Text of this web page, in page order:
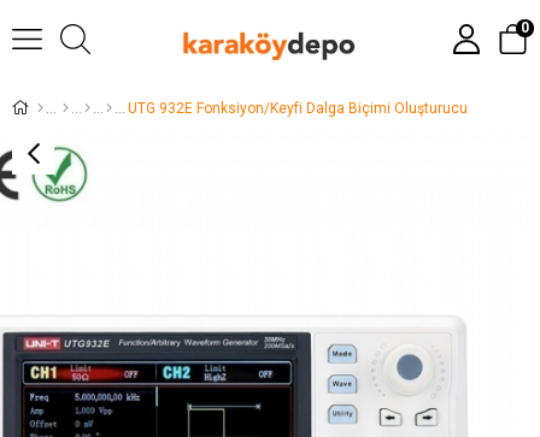
0
UTG 932E Fonksiyon/Keyfi Dalga Biçimi Oluşturucu